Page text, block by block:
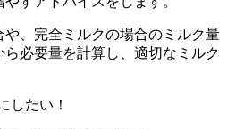
や、完全ミルクの場合のミルク量
必要量を計算し、適切なミルク
したい！